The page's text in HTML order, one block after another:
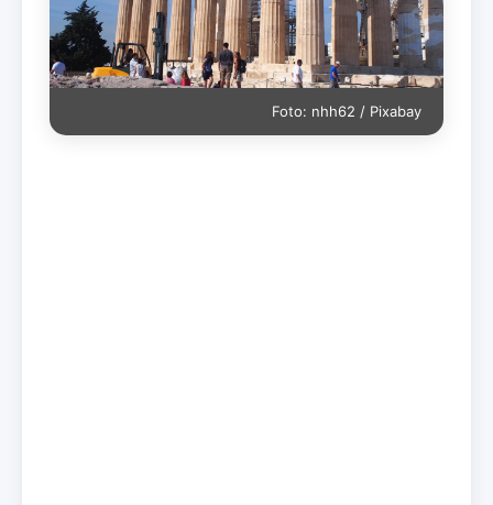
Foto: nhh62 / Pixabay